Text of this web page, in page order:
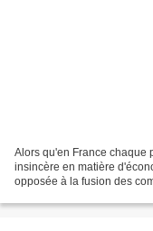
Alors qu'en France chaque
insincère en matière
opposée à la fusion des